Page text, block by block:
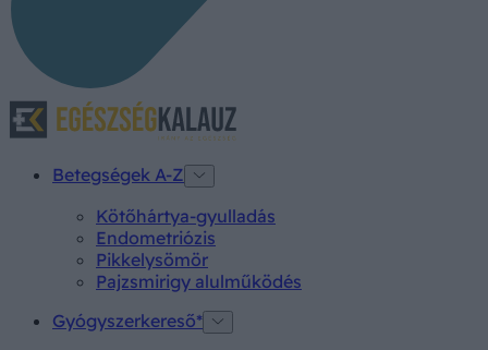
Betegségek A-Z
Kötőhártya-gyulladás
Endometriózis
Pikkelysömör
Pajzsmirigy alulműködés
Gyógyszerkereső*